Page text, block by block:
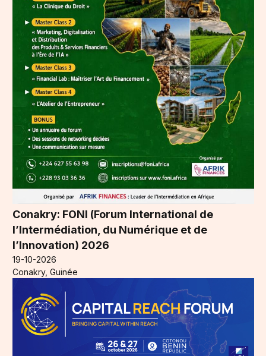
Conakry: FONI (Forum International de
l’Intermédiation, du Numérique et de
l’Innovation) 2026
19-10-2026
Conakry, Guinée